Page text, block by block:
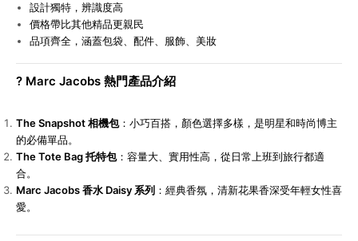
設計獨特，辨識度高
價格帶比其他精品更親民
品項齊全，涵蓋包袋、配件、服飾、美妝
? Marc Jacobs 熱門產品介紹
The Snapshot相機包：小巧百搭，顏色選擇多樣，是明星和時尚博主
的必備單品。
The Tote Bag托特包：容量大、實用性高，從日常上班到旅行都適
合。
Marc Jacobs香水 Daisy 系列 ：經典香氛，清新花果香深受年輕女性喜
愛。